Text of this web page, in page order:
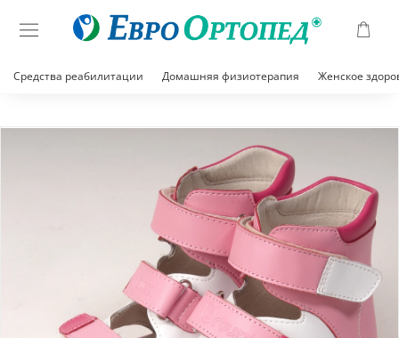
Средства реабилитации Домашняя физиотерапия Женское